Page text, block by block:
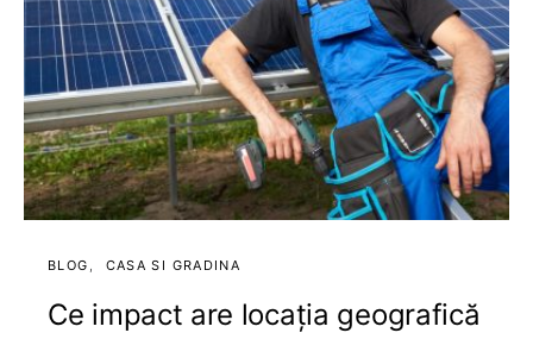
BLOG CASA SI GRADINA
Ce impact are locația geografică